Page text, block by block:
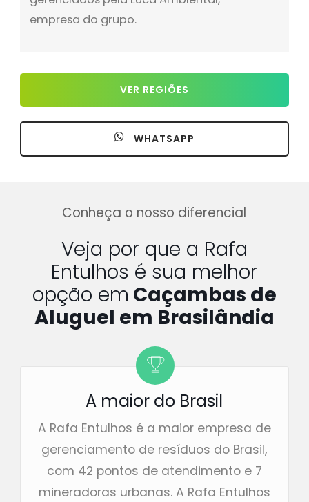
empresa do grupo.
VER REGIÕES
WHATSAPP
Conheça o nosso diferencial
Veja por que a Rafa
Entulhos é sua melhor
opção em Caçambas de
Aluguel em Brasilândia
A maior do Brasil
A Rafa Entulhos é a maior empresa de
gerenciamento de resíduos do Brasil,
com 42 pontos de atendimento e 7
mineradoras urbanas. A Rafa Entulhos